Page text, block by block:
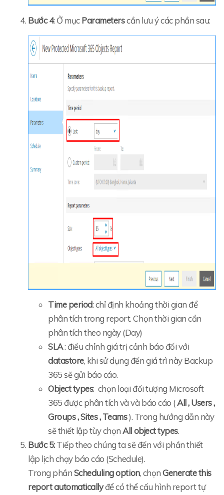
Bước 4: Ở mụcParameterscần lưu ý các phần sau:
Time period:chỉ định khoảng thời gian để
phân tích trong report. Chọn thời gian cần
phân tích theo ngày (Day)
SLA: điều chỉnh giá trị cảnh báo đối với
datastore, khi sử dụng đến giá trì này Backup
365 sẽ gửi báo cáo.
Object types: chọn loại đối tượng Microsoft
365 được phân tích và và báo cáo (All,Users,
Groups,Sites,Teams). Trong hướng dẫn này
sẽ thiết lập tùy chọnAll object types.
Bước 5:Tiếp theo chúng ta sẽ đến với phần thiết
lập lịch chạy báo cáo (Schedule).
Trong phầnScheduling option,chọnGenerate this
report automaticallyđể có thể cấu hình reporttự